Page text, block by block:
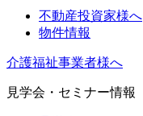
不動産投資家様へ
物件情報
介護福祉事業者様へ
見学会・セミナー情報